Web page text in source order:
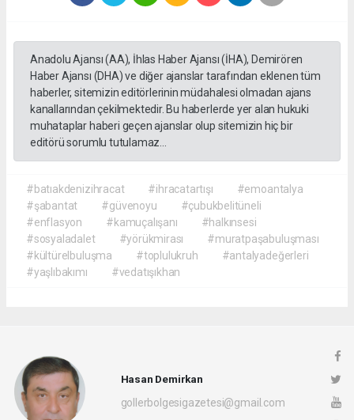
Anadolu Ajansı (AA), İhlas Haber Ajansı (İHA), Demirören
Haber Ajansı (DHA) ve diğer ajanslar tarafından eklenen tüm
haberler, sitemizin editörlerinin müdahalesi olmadan ajans
kanallarından çekilmektedir. Bu haberlerde yer alan hukuki
muhataplar haberi geçen ajanslar olup sitemizin hiç bir
editörü sorumlu tutulamaz...
#batıakdenizihracat #ihracatartışı
#emoantalya
#şabantat
#güvenoyu
#çubukbelitüneli
#enflasyon
#kamuçalışanı
#halkınsesi
#sosyaladalet
#yörükmirası
#muratpaşabuluşması
#kültürelbuluşma
#toplulukruh
#antalyadeğerleri
#yaşlıbakımı
#vedatışıkhan
Hasan Demirkan
gollerbolgesigazetesi@gmail.com